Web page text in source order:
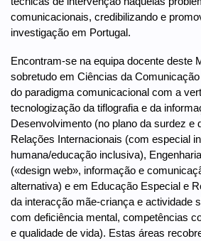
comunicacionais, credibilizando e
investigação em Portugal.
Encontram-se na equipa docente deste
sobretudo em Ciências da
do paradigma comunicacional com a
tecnologização da tiflografia e da
Desenvolvimento (no plano da surdez e
Relações Internacionais (com especial
humana/educação inclusiva),
(«design web», informação e
alternativa) e em Educação Especial e
da interacção mãe-criança e actividade
com deficiência mental, competências
e qualidade de vida). Estas áreas